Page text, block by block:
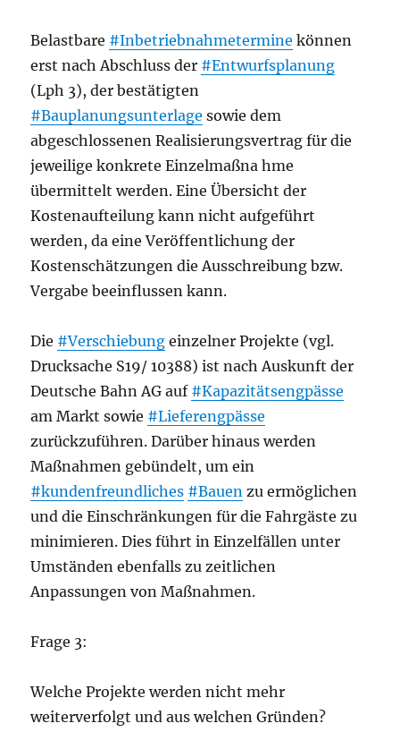
Belastbare #Inbetriebnahmetermine können
erst nach Abschluss der #Entwurfsplanung
(Lph 3), der bestätigten
#Bauplanungsunterlage sowie dem
abgeschlossenen Realisierungsvertrag für die
jeweilige konkrete Einzelmaßna hme
übermittelt werden. Eine Übersicht der
Kostenaufteilung kann nicht aufgeführt
werden, da eine Veröffentlichung der
Kostenschätzungen die Ausschreibung bzw.
Vergabe beeinflussen kann.
Die #Verschiebung einzelner Projekte (vgl.
Drucksache S19/ 10388) ist nach Auskunft der
Deutsche Bahn AG auf #Kapazitätsengpässe
am Markt sowie #Lieferengpässe
zurückzuführen. Darüber hinaus werden
Maßnahmen gebündelt, um ein
#kundenfreundliches #Bauen zu ermöglichen
und die Einschränkungen für die Fahrgäste zu
minimieren. Dies führt in Einzelfällen unter
Umständen ebenfalls zu zeitlichen
Anpassungen von Maßnahmen.
Frage 3:
Welche Projekte werden nicht mehr
weiterverfolgt und aus welchen Gründen?